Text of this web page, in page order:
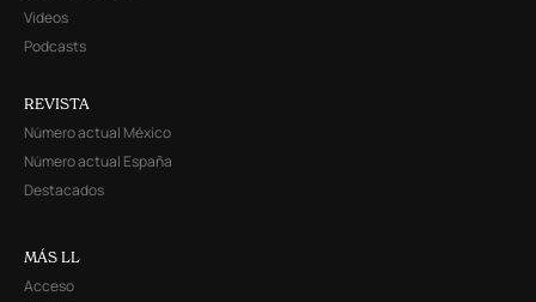
Videos
Podcasts
REVISTA
Número actual México
Número actual España
Destacados
MÁS LL
Acceso